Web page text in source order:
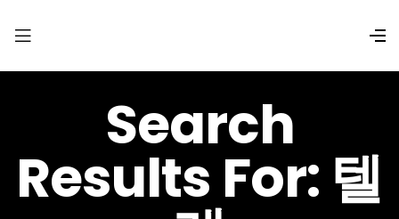
Search
Results For: 텔